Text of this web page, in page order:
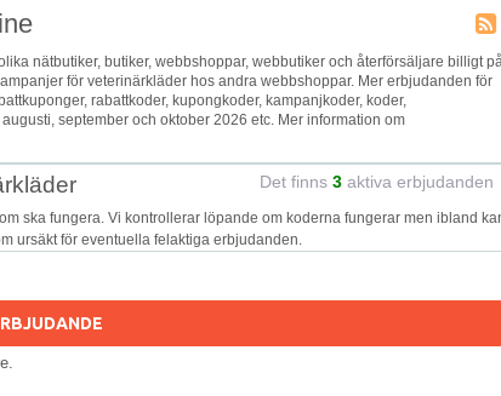
nätbutiker, butiker, webbshoppar, webbutiker och återförsäljare billigt
för veterinärkläder hos andra webbshoppar. Mer erbjudanden för
rabattkoder, kupongkoder, kampanjkoder, koder,
september och oktober 2026 etc. Mer information om
Det finns 3 aktiva erbjudanden
ska fungera. Vi kontrollerar löpande om koderna fungerar men ibland
ursäkt för eventuella felaktiga erbjudanden.